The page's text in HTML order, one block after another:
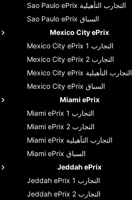
Sao Paulo ePrix التجارب التأهيلية
Sao Paulo ePrix السباق
Mexico City ePrix
Mexico City ePrix
التجارب 1
Mexico City ePrix
التجارب 2
Mexico City ePrix التجارب التأهيلية
Mexico City ePrix السباق
Miami ePrix
Miami ePrix
التجارب 1
Miami ePrix
التجارب 2
Miami ePrix التجارب التأهيلية
Miami ePrix السباق
Jeddah ePrix
Jeddah ePrix
التجارب 1
Jeddah ePrix
التجارب 2